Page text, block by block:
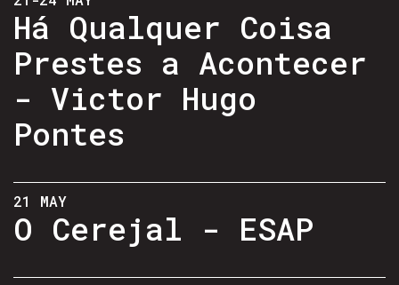
Há Qualquer Coisa
Prestes a Acontecer
- Victor Hugo
Pontes
21 MAY
O Cerejal - ESAP